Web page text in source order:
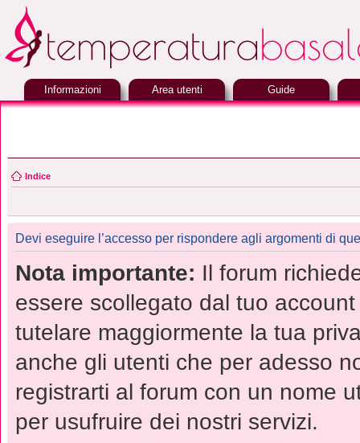
Informazioni Area utenti Guide
Indice
Devi eseguire l’accesso per rispondere agli argomenti di
Nota importante: Il forum
essere scollegato dal tuo
tutelare maggiormente la tua
anche gli utenti che per adesso
registrarti al forum con un nome
per usufruire dei nostri servizi.